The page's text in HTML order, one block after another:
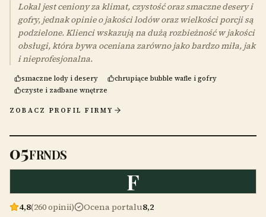
Lokal jest ceniony za klimat, czystość oraz smaczne desery i
gofry, jednak opinie o jakości lodów oraz wielkości porcji są
podzielone. Klienci wskazują na dużą rozbieżność w jakości
obsługi, która bywa oceniana zarówno jako bardzo miła, jak
i nieprofesjonalna.
smaczne lody i desery
chrupiące bubble wafle i gofry
czyste i zadbane wnętrze
ZOBACZ PROFIL FIRMY
05FRNDS
F
4,8(260 opinii) Ocena portalu8,2